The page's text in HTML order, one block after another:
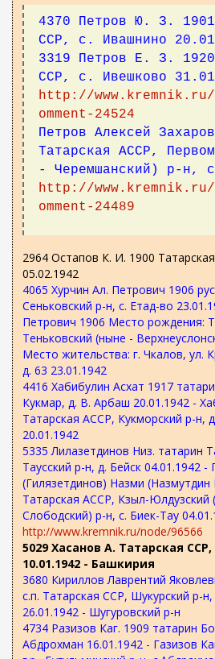
4370 Петров Ю. З. 1901
ССР, с. Ивашнино
3319 Петров Е. З. 1920
ССР, с. Ивешково
http://www.kremnik.ru/
omment-24524
Петров Алексей
Татарская АССР,
- Черемшанский) р-н,
http://www.kremnik.ru/
omment-24489
2964 Остапов К. И. 1900
05.02.1942
4065 Хурчин Ал. Петрович 1906
Сеньковский р-н, с. Етад-во
Петрович 1906 Место рождения:
Теньковский (ныне -
Место жительства: г. Чкалов, ул.
д. 63 23.01.1942
4416 Хабибулин Асхат 1917
Кукмар, д. В. Арбаш 20.01.1942 -
Татарская АССР, Кукморский р-н,
20.01.1942
5335 Лилазетдинов Низ. татарин
Таусский р-н, д. Бейск 04.01.1942 -
(Гилязетдинов) Назми (Назмутдин
Татарская АССР, Кзыл-
Слободский) р-н, с. Биек-Тау
http://www.kremnik.ru/node/96566
5029 Хасанов А. Татарская
10.01.1942 - Башкирия
3680 Кириллов Лаврентий
с.п. Татарская ССР, Шукурский р-
26.01.1942 - Шугуровский р-н
4734 Разизов Каг. 1909 татарин
Абдрохман 16.01.1942 - Газизов